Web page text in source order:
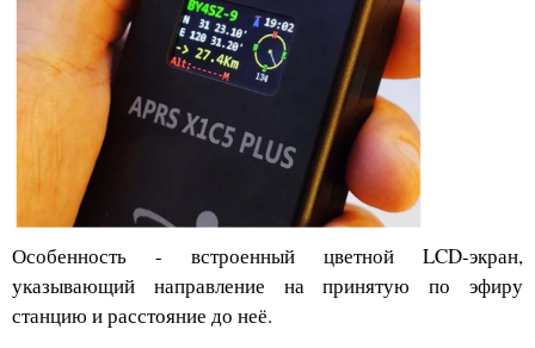
Особенность - встроенный цветной LCD-экран,
указывающий направление на принятую по эфиру
станцию и расстояние до неё.